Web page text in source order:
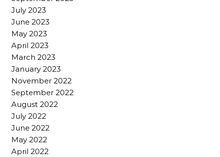
July 2023
June 2023
May 2023
April 2023
March 2023
January 2023
November 2022
September 2022
August 2022
July 2022
June 2022
May 2022
April 2022